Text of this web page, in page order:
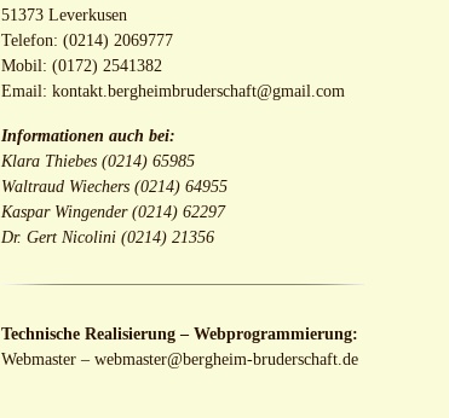
51373 Leverkusen
Telefon: (0214) 2069777
Mobil: (0172) 2541382
Email:kontakt.bergheimbruderschaft@gmail.com
Informationen auch bei:
Klara Thiebes (0214) 65985
Waltraud Wiechers (0214) 64955
Kaspar Wingender (0214) 62297
Dr. Gert Nicolini (0214) 21356
Technische Realisierung – Webprogrammierung:
Webmaster –webmaster@bergheim-bruderschaft.de